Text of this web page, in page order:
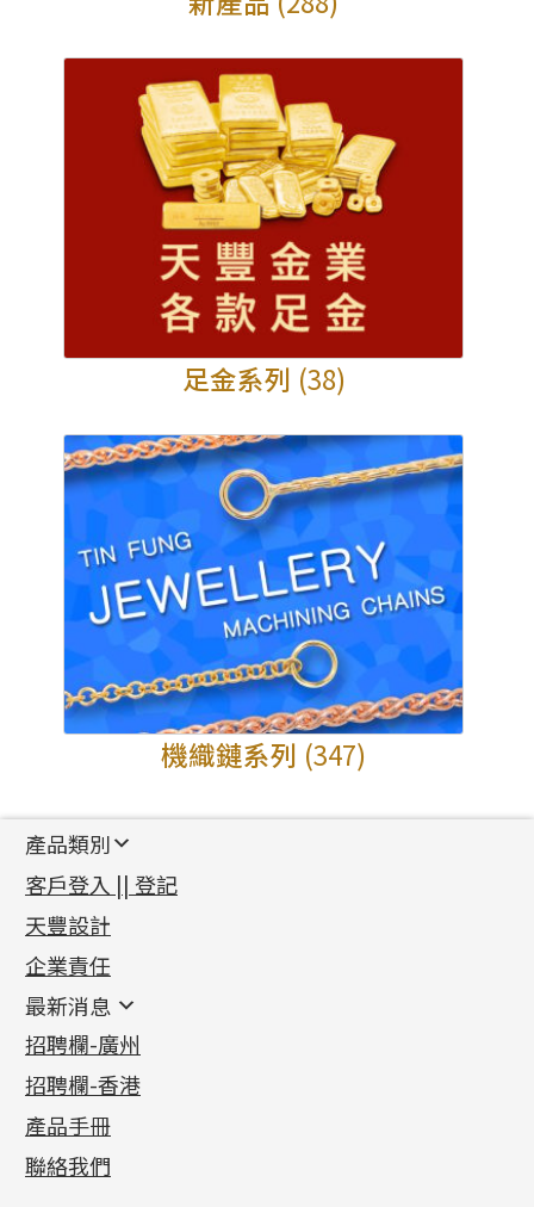
足金系列 (38)
機織鏈系列 (347)
產品類別
新產品
足金系列
足金配件
機織鏈系列
珠仔鏈
镶口链
管狀網鏈
十字車花鏈系列
十字閃O鏈系列
十字錘打鏈系列
側身車花鏈系列
側身鏈系列
首飾配件
耳環類配件
卷迫系列
螺絲迫系列
梅花迫系列
平臺迫系列
綫拍系列
美拍系列
鏈類配件
動感車花吊墜
調節珠系列
生圈扣系列
龍蝦扣系列
鴨俐制系列
其他類配件
珠盤系列
袖口鈕系列
焊片及鐳射綫
空心車花管
珠類配件
無孔光身珠
空心光身珠
無孔批花珠
鑲口類
四爪頭系列
六爪頭系列
車花片
動感車花片
鑲口戒指
鑲口手鏈系列
首飾系列
手镯系列
戒指系列
空心耳環
空心车花管首饰链
空心手鐲系列
貴金屬原料
千足金
記憶金屬系列
記憶戒指
拉簧珠珠手鏈
記憶鈦手鐲
客戶登入 || 登記
天豐設計
企業責任
最新消息
最新消息
各項證書(2)
相片集(9)
展覽會資訊
最新產品資訊
招聘欄-廣州
招聘欄-香港
產品手冊
聯絡我們